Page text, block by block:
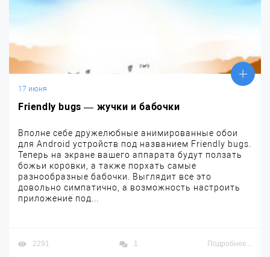
17 июня
Friendly bugs — жучки и бабочки
Вполне себе дружелюбные анимированные обои
для Android устройств под названием Friendly bugs.
Теперь на экране вашего аппарата будут ползать
божьи коровки, а также порхать самые
разнообразные бабочки. Выглядит все это
довольно симпатично, а возможность настроить
приложение под...
2291 1 Подробнее...